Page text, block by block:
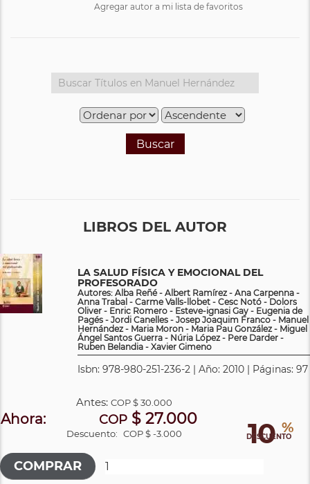
Agregar autor a mi lista de favoritos
Buscar
LIBROS DEL AUTOR
LA SALUD FÍSICA Y EMOCIONAL DEL
PROFESORADO
Autores: Alba Reñé - Albert Ramírez - Ana Carpenna -
Anna Trabal - Carme Valls-llobet - Cesc Notó - Dolors
Oliver - Enric Romero - Esteve-ignasi Gay - Eugenia de
Pagés - Jordi Canelles - Josep Joaquim Franco - Manuel
Hernández - Maria Moron - Maria Pau González - Miguel
Ángel Santos Guerra - Núria López - Pere Darder -
Ruben Belandia - Xavier Gimeno
Isbn: 978-980-251-236-2 | Año: 2010 | Páginas: 97
10 %
DESCUENTO
Antes: COP$ 30.000
Ahora: COP $ 27.000
Descuento: COP $ -3.000